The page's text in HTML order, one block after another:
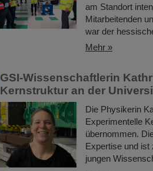
am Standort
Mitarbeitenden
war der
Mehr »
GSI-Wissenschaftlerin
Kernstruktur an der
Die Physikerin
Experimentelle
übernommen.
Expertise und ist
jungen